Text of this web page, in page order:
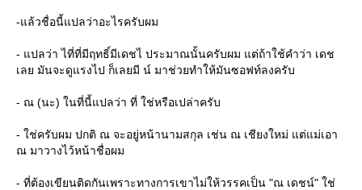
-แล้วชื่อนี้แปลว่าอะไรครับผม
- แปลว่า ไที่ที่มีฤทธิ์มีเดชไ ประมาณนั้นครับผม แต่ถ้าใช้คำว่า เดช
เลย มันจะดูแรงไป ก็เลยมี น์ มาช่วยทำให้มันซอฟท์ลงครับ
- ณ (นะ) ในที่นี้แปลว่า ที่ ใช่หรือเปล่าครับ
- ใช่ครับผม ปกติ ณ จะอยู่หน้านามสกุล เช่น ณ เชียงใหม่ แต่แม่เอา
ณ มาวางไว้หน้าชื่อผม
- ที่ต้องเขียนติดกันเพราะทางการเขาไม่ให้วรรคเป็น "ณ เดชน์" ใช่